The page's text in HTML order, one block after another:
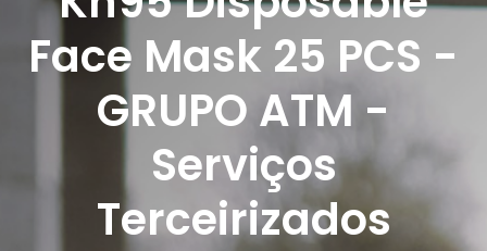
Face Mask 25 PCS -
GRUPO ATM -
Serviços
Terceirizados